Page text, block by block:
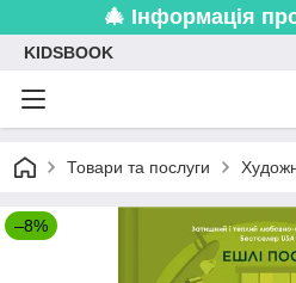
🎄 Інформація
KIDSBOOK
Товари та послуги
–8%